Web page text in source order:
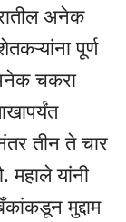
अनेक
पूर्ण
चकरा
तीन ते चार
महाले यांनी
मुद्दाम